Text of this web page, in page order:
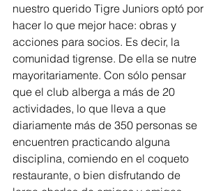
nuestro querido Tigre Juniors optó por
hacer lo que mejor hace: obras y
acciones para socios. Es decir, la
comunidad tigrense. De ella se nutre
mayoritariamente. Con sólo pensar
que el club alberga a más de 20
actividades, lo que lleva a que
diariamente más de 350 personas se
encuentren practicando alguna
disciplina, comiendo en el coqueto
restaurante, o bien disfrutando de